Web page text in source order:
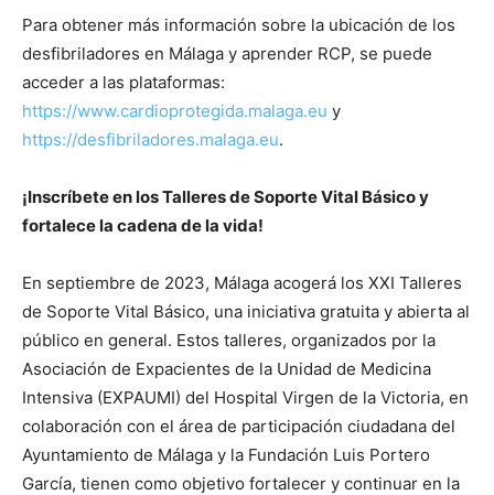
Para obtener más información sobre la ubicación de los
desfibriladores en Málaga y aprender RCP, se puede
acceder a las plataformas:
https://www.cardioprotegida.malaga.eu y
https://desfibriladores.malaga.eu.
¡Inscríbete en los Talleres de Soporte Vital Básico y
fortalece la cadena de la vida!
En septiembre de 2023, Málaga acogerá los XXI Talleres
de Soporte Vital Básico, una iniciativa gratuita y abierta al
público en general. Estos talleres, organizados por la
Asociación de Expacientes de la Unidad de Medicina
Intensiva (EXPAUMI) del Hospital Virgen de la Victoria, en
colaboración con el área de participación ciudadana del
Ayuntamiento de Málaga y la Fundación Luis Portero
García, tienen como objetivo fortalecer y continuar en la